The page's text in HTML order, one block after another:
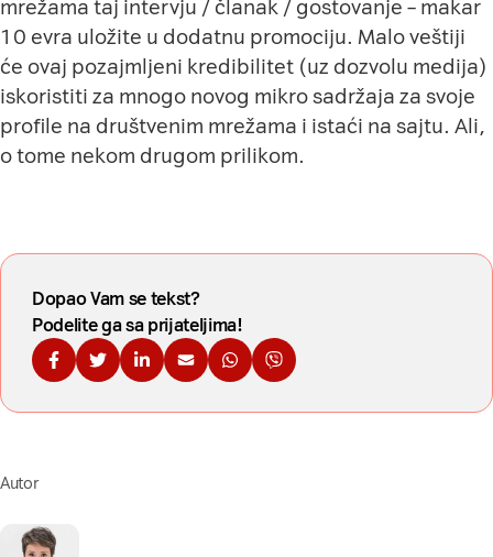
mrežama taj intervju / članak / gostovanje – makar
10 evra uložite u dodatnu promociju. Malo veštiji
će ovaj pozajmljeni kredibilitet (uz dozvolu medija)
iskoristiti za mnogo novog mikro sadržaja za svoje
profile na društvenim mrežama i istaći na sajtu. Ali,
o tome nekom drugom prilikom.
Dopao Vam se tekst?
Podelite ga sa prijateljima!
Podelite na Fejsbuku
Podelite na Tviteru
Podelite na Linkdinu
Podelite na imejl
Podelite na WhatsApp
Podelite na Viberu
Autor